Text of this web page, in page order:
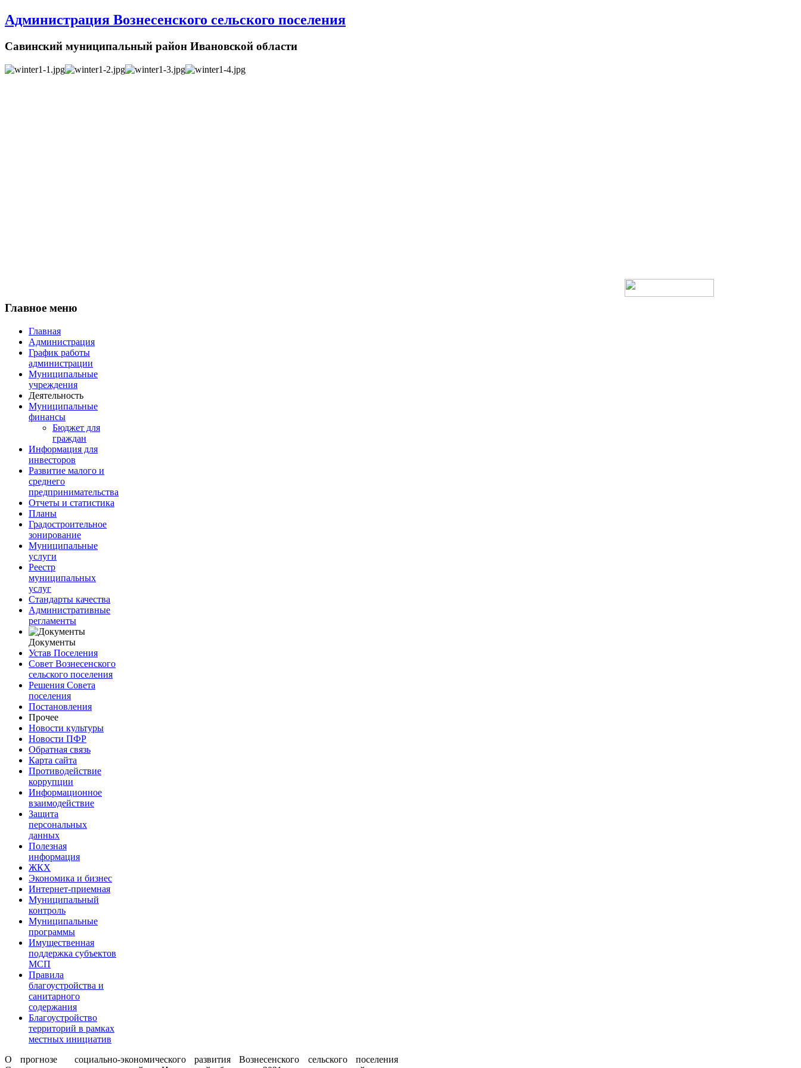
Администрация Вознесенского сельского поселения
Савинский муниципальный район Ивановской области
Главное меню
Главная
Администрация
График работы
администрации
Муниципальные
учреждения
Деятельность
Муниципальные
финансы
Бюджет для
граждан
Информация для
инвесторов
Развитие малого и
среднего
предпринимательства
Отчеты и статистика
Планы
Градостроительное
зонирование
Муниципальные
услуги
Реестр
муниципальных
услуг
Стандарты качества
Административные
регламенты
Документы
Устав Поселения
Совет Вознесенского
сельского поселения
Решения Совета
поселения
Постановления
Прочее
Новости культуры
Новости ПФР
Обратная связь
Карта сайта
Противодействие
коррупции
Информационное
взаимодействие
Защита
персональных
данных
Полезная
информация
ЖКХ
Экономика и бизнес
Интернет-приемная
Муниципальный
контроль
Муниципальные
программы
Имущественная
поддержка субъектов
МСП
Правила
благоустройства и
санитарного
содержания
Благоустройство
территорий в рамках
местных инициатив
О прогнозе социально-экономического развития Вознесенского сельского поселения